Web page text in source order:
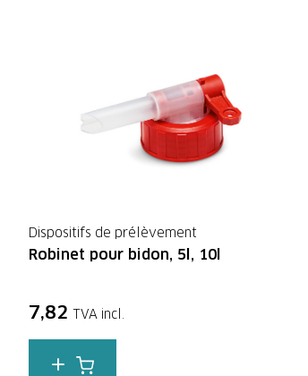
Dispositifs de prélèvement
Robinet pour bidon, 5l, 10l
7,82 TVA incl.